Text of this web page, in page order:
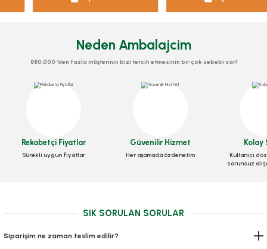
Neden Ambalajcim
880.000 ‘den fazla müşterinin bizi tercih etmesinin bir çok sebebi var!
Rekabetçi Fiyatlar
Sürekli uygun fiyatlar
Güvenilir Hizmet
Her aşamada özdenetim
Kolay
Kullanıcı
sorunsuz
SIK SORULAN SORULAR
Siparişim ne zaman teslim edilir?